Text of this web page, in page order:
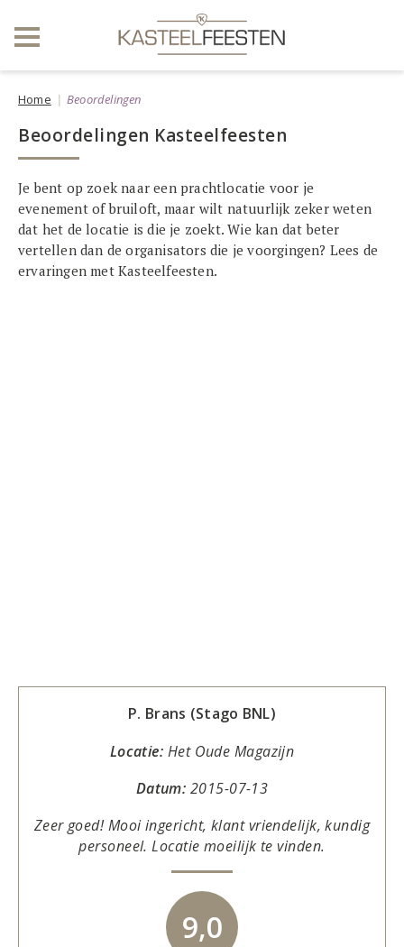
Home Beoordelingen
Beoordelingen Kasteelfeesten
Je bent op zoek naar een prachtlocatie voor je
evenement of bruiloft, maar wilt natuurlijk zeker weten
dat het de locatie is die je zoekt. Wie kan dat beter
vertellen dan de organisators die je voorgingen? Lees de
ervaringen met Kasteelfeesten.
P. Brans (Stago BNL)
Locatie: Het Oude Magazijn
Datum: 2015-07-13
Zeer goed! Mooi ingericht, klant vriendelijk, kundig
personeel. Locatie moeilijk te vinden.
9,0